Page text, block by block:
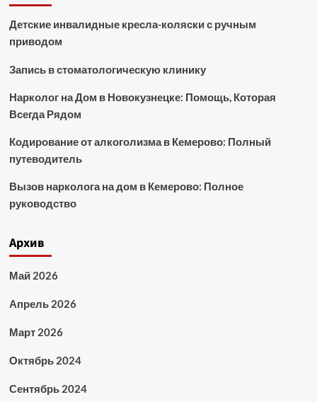
Детские инвалидные кресла-коляски с ручным
приводом
Запись в стоматологическую клинику
Нарколог на Дом в Новокузнецке: Помощь, Которая
Всегда Рядом
Кодирование от алкоголизма в Кемерово: Полный
путеводитель
Вызов нарколога на дом в Кемерово: Полное
руководство
Архив
Май 2026
Апрель 2026
Март 2026
Октябрь 2024
Сентябрь 2024